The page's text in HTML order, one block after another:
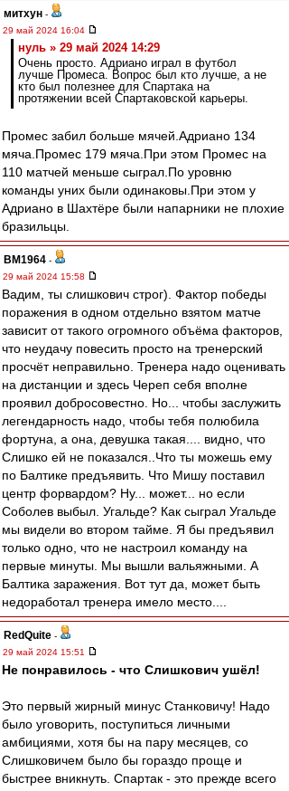
митхун -
29 май 2024 16:04
нуль » 29 май 2024 14:29
Очень просто. Адриано играл в футбол
лучше Промеса. Вопрос был кто лучше, а не
кто был полезнее для Спартака на
протяжении всей Спартаковской карьеры.
Промес забил больше мячей.Адриано 134
мяча.Промес 179 мяча.При этом Промес на
110 матчей меньше сыграл.По уровню
команды уних были одинаковы.При этом у
Адриано в Шахтёре были напарники не плохие
бразильцы.
BM1964 -
29 май 2024 15:58
Вадим, ты слишкович строг). Фактор победы
поражения в одном отдельно взятом матче
зависит от такого огромного объёма факторов,
что неудачу повесить просто на тренерский
просчёт неправильно. Тренера надо оценивать
на дистанции и здесь Череп себя вполне
проявил добросовестно. Но... чтобы заслужить
легендарность надо, чтобы тебя полюбила
фортуна, а она, девушка такая.... видно, что
Слишко ей не показался..Что ты можешь ему
по Балтике предъявить. Что Мишу поставил
центр форвардом? Ну... может... но если
Соболев выбыл. Угальде? Как сыграл Угальде
мы видели во втором тайме. Я бы предъявил
только одно, что не настроил команду на
первые минуты. Мы вышли вальяжными. А
Балтика заражения. Вот тут да, может быть
недоработал тренера имело место....
RedQuite -
29 май 2024 15:51
Не понравилось - что Слишкович ушёл!
Это первый жирный минус Станковичу! Надо
было уговорить, поступиться личными
амбициями, хотя бы на пару месяцев, со
Слишковичем было бы гораздо проще и
быстрее вникнуть. Спартак - это прежде всего